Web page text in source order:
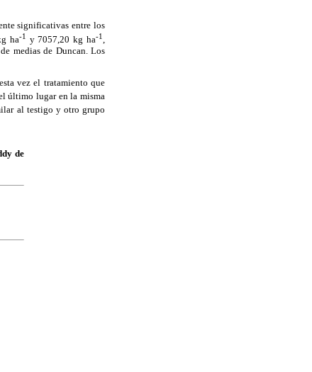
significativas entre los
ha-1 y 7057,20 kg ha-1
medias de Duncan. Los
vez el tratamiento que
último lugar en la misma
al testigo y otro grupo
de